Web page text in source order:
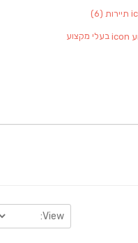
תיירות (6)
בעלי מקצוע